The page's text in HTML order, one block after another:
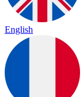
English